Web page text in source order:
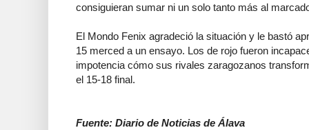
consiguieran sumar ni un solo tanto más al
El Mondo Fenix agradeció la situación y le bastó
15 merced a un ensayo. Los de rojo fueron
impotencia cómo sus rivales zaragozanos
el 15-18 final.
Fuente: Diario de Noticias de Álava